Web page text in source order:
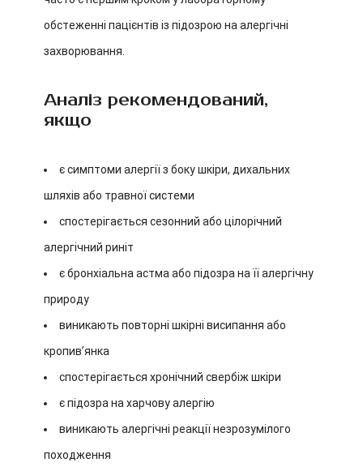
обстеженні пацієнтів із підозрою на алергічні
захворювання.
Аналіз рекомендований,
якщо
є симптоми алергії з боку шкіри, дихальних
шляхів або травної системи
спостерігається сезонний або цілорічний
алергічний риніт
є бронхіальна астма або підозра на її алергічну
природу
виникають повторні шкірні висипання або
кропив’янка
спостерігається хронічний свербіж шкіри
є підозра на харчову алергію
виникають алергічні реакції незрозумілого
походження